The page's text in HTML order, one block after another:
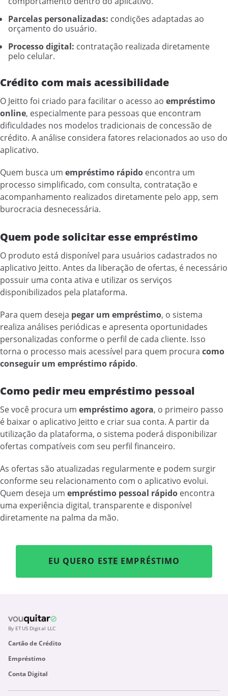
Parcelas personalizadas: condições adaptadas ao
orçamento do usuário.
Processo digital: contratação realizada diretamente
pelo celular.
Crédito com mais acessibilidade
O Jeitto foi criado para facilitar o acesso ao empréstimo
online, especialmente para pessoas que encontram
dificuldades nos modelos tradicionais de concessão de
crédito. A análise considera fatores relacionados ao uso do
aplicativo.
Quem busca um empréstimo rápido encontra um
processo simplificado, com consulta, contratação e
acompanhamento realizados diretamente pelo app, sem
burocracia desnecessária.
Quem pode solicitar esse empréstimo
O produto está disponível para usuários cadastrados no
aplicativo Jeitto. Antes da liberação de ofertas, é necessário
possuir uma conta ativa e utilizar os serviços
disponibilizados pela plataforma.
Para quem deseja pegar um empréstimo, o sistema
realiza análises periódicas e apresenta oportunidades
personalizadas conforme o perfil de cada cliente. Isso
torna o processo mais acessível para quem procura como
conseguir um empréstimo rápido.
Como pedir meu empréstimo pessoal
Se você procura um empréstimo agora, o primeiro passo
é baixar o aplicativo Jeitto e criar sua conta. A partir da
utilização da plataforma, o sistema poderá disponibilizar
ofertas compatíveis com seu perfil financeiro.
As ofertas são atualizadas regularmente e podem surgir
conforme seu relacionamento com o aplicativo evolui.
Quem deseja um empréstimo pessoal rápido encontra
uma experiência digital, transparente e disponível
diretamente na palma da mão.
EU QUERO ESTE EMPRÉSTIMO
By ETUS Digital LLC
Cartão de Crédito
Empréstimo
Conta Digital